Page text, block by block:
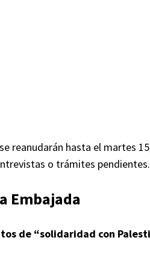
reanudarán hasta el martes
o trámites pendientes.
Embajada
de “solidaridad con